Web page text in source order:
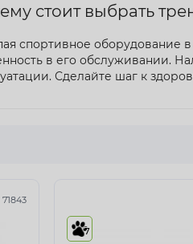
стоит выбрать
спортивное оборудование
в его обслуживании.
Сделайте шаг к
71843
7